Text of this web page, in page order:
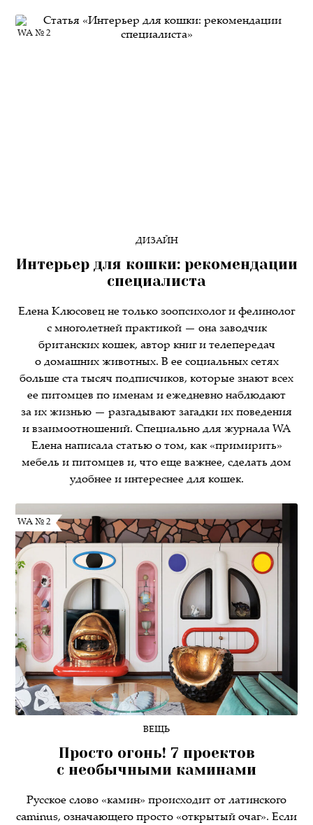
WA № 2
ДИЗАЙН
Интерьер для кошки: рекомендации
специалиста
Елена Клюсовец не только зоопсихолог и фелинолог
с многолетней практикой — она заводчик
британских кошек, автор книг и телепередач
о домашних животных. В ее социальных сетях
больше ста тысяч подписчиков, которые знают всех
ее питомцев по именам и ежедневно наблюдают
за их жизнью — разгадывают загадки их поведения
и взаимоотношений. Специально для журнала WA
Елена написала статью о том, как «примирить»
мебель и питомцев и, что еще важнее, сделать дом
удобнее и интереснее для кошек.
WA № 2
ВЕЩЬ
Просто огонь! 7 проектов
с необычными каминами
Русское слово «камин» происходит от латинского
caminus, означающего просто «открытый очаг». Если